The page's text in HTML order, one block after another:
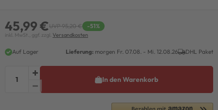
45,99 €UVP 95,20 € -51%
inkl. MwSt., ggf. zzgl. Versandkosten
Auf Lager Lieferung: morgen Fr. 07.08. - Mi. 12.08.26 DHL Paket
In den Warenkorb